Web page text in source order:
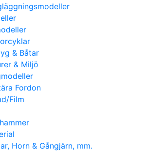
& Båtar
& Miljö
Fordon
Film
Horn & Gångjärn, mm.